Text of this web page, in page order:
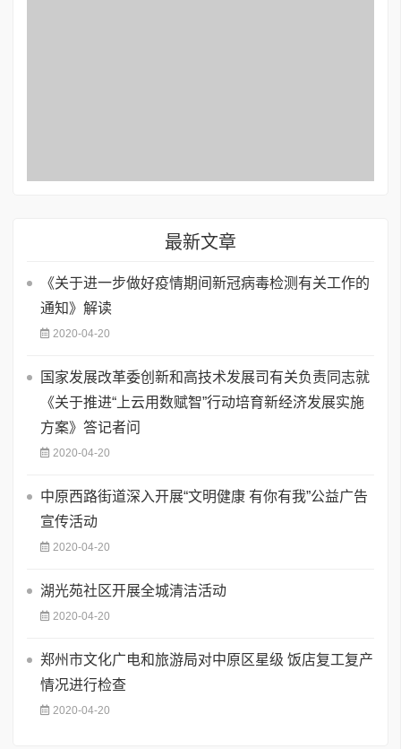
最新文章
《关于进一步做好疫情期间新冠病毒检测有关工作的
通知》解读
2020-04-20
国家发展改革委创新和高技术发展司有关负责同志就
《关于推进“上云用数赋智”行动培育新经济发展实施
方案》答记者问
2020-04-20
中原西路街道深入开展“文明健康 有你有我”公益广告
宣传活动
2020-04-20
湖光苑社区开展全城清洁活动
2020-04-20
郑州市文化广电和旅游局对中原区星级 饭店复工复产
情况进行检查
2020-04-20